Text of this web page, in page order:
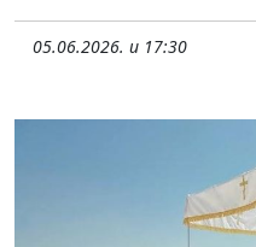
05.06.2026. u 17:30